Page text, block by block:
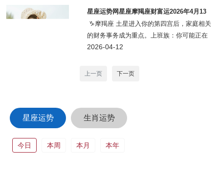
月24日金星换座双子后，同事或下属可能向
你提
星座运势网星座摩羯座财富运2026年4月13
日-19日
♑摩羯座 土星进入你的第四宫后，家庭相关
的财务事务成为重点。上班族：你可能正在
考虑为家人支出、房产相关费用进行储蓄规
17日新月点亮家庭宫，购
2026-04-12
上一页 下一页
星座运势 生肖运势
今日 本周 本月 本年